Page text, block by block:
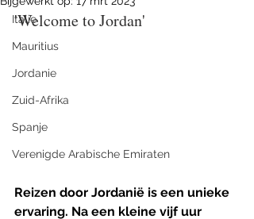
Italie
Mauritius
Jordanie
Zuid-Afrika
Spanje
Verenigde Arabische Emiraten
'Welcome to Jordan'
Reizen door Jordanië is een unieke
ervaring. Na een kleine vijf uur